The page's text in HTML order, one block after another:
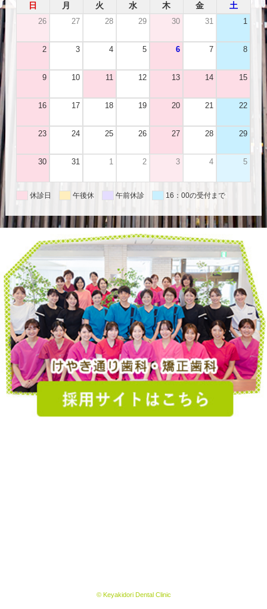
日 月 火 水 木 金 土
26 27 28 29 30 31 1
2 3 4 5 6 7 8
9 10 11 12 13 14 15
16 17 18 19 20 21 22
23 24 25 26 27 28 29
30 31 1 2 3 4 5
休診日 午後休 午前休診 16：00の受付まで
© Keyakidori Dental Clinic